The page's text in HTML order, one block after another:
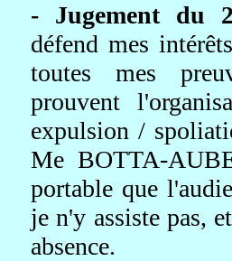
- Jugement du
défend mes
toutes mes
prouvent
expulsion /
Me BOTTA-
portable que
je n'y assiste pas,
absence.